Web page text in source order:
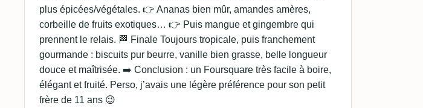
plus épicées/végétales. 👉 Ananas bien mûr, amandes amères,
corbeille de fruits exotiques… 👉 Puis mangue et gingembre qui
prennent le relais. 🏁 Finale Toujours tropicale, puis franchement
gourmande : biscuits pur beurre, vanille bien grasse, belle longueur
douce et maîtrisée. ➡️ Conclusion : un Foursquare très facile à boire,
élégant et fruité. Perso, j’avais une légère préférence pour son petit
frère de 11 ans 😉